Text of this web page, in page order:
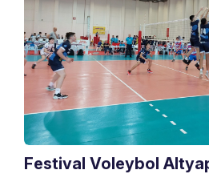
Festival Voleybol